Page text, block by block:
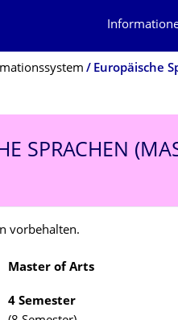
Europäische
SPRACHEN
vorbehalten.
Master of Arts
4 Semester